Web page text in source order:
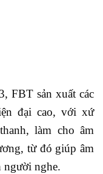
FBT sản xuất các
đại cao, với xứ
làm cho âm
từ đó giúp âm
người nghe.